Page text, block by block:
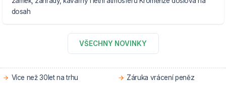
dosah
VŠECHNY NOVINKY
Více než 30let na trhu Záruka vrácení peněz